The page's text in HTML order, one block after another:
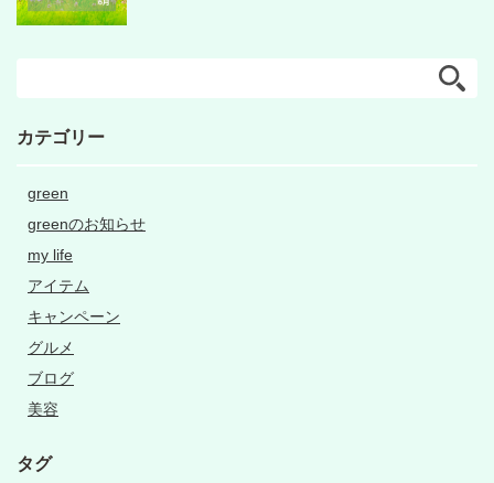
カテゴリー
green
greenのお知らせ
my life
アイテム
キャンペーン
グルメ
ブログ
美容
タグ